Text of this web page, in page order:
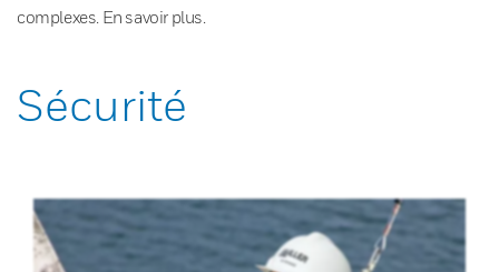
complexes. En savoir plus.
Sécurité